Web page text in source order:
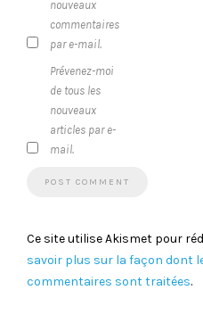
nouveaux
commentaires
par e-mail.
Prévenez-moi
de tous les
nouveaux
articles par e-
mail.
Ce site utilise Akismet pour
savoir plus sur la façon dont
commentaires sont traitées.